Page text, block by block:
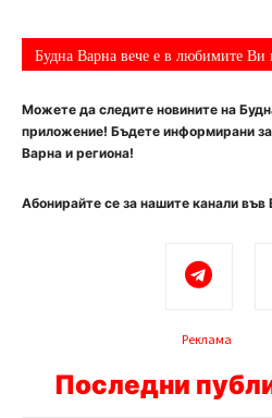
Будна Варна вече е в любимите Ви
Можете да следите новините на
приложение! Бъдете информирани
Варна и региона!
Абонирайте се за нашите канали във
Реклама
Последни